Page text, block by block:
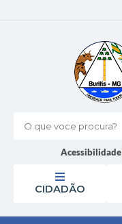
O que voce procura?
Acessibilidade
CIDADÃO